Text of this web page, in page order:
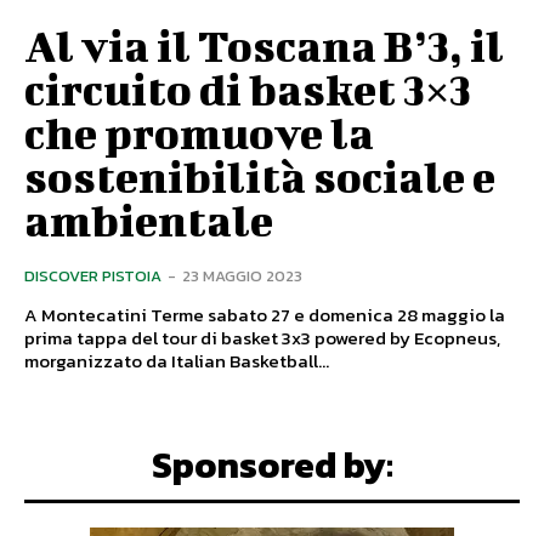
Al via il Toscana B’3, il
circuito di basket 3×3
che promuove la
sostenibilità sociale e
ambientale
DISCOVER PISTOIA - 23 MAGGIO 2023
A Montecatini Terme sabato 27 e domenica 28 maggio la
prima tappa del tour di basket 3x3 powered by Ecopneus,
morganizzato da Italian Basketball...
Sponsored by: